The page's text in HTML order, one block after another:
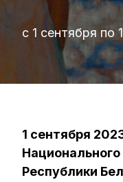
с 1 сентября по
1 сентября
Республики